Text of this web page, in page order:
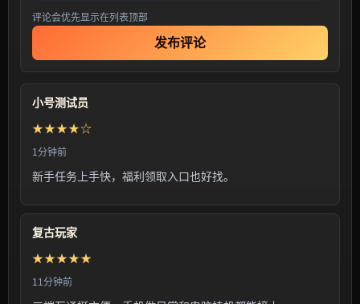
评论会优先显示在列表顶部
发布评论
小号测试员
★★★★☆
1分钟前
新手任务上手快，福利领取入口也好找。
复古玩家
★★★★★
11分钟前